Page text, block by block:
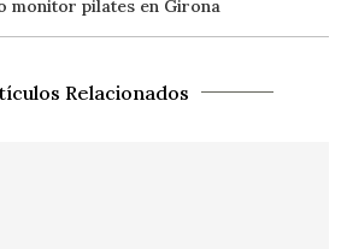
monitor pilates en Girona
Relacionados